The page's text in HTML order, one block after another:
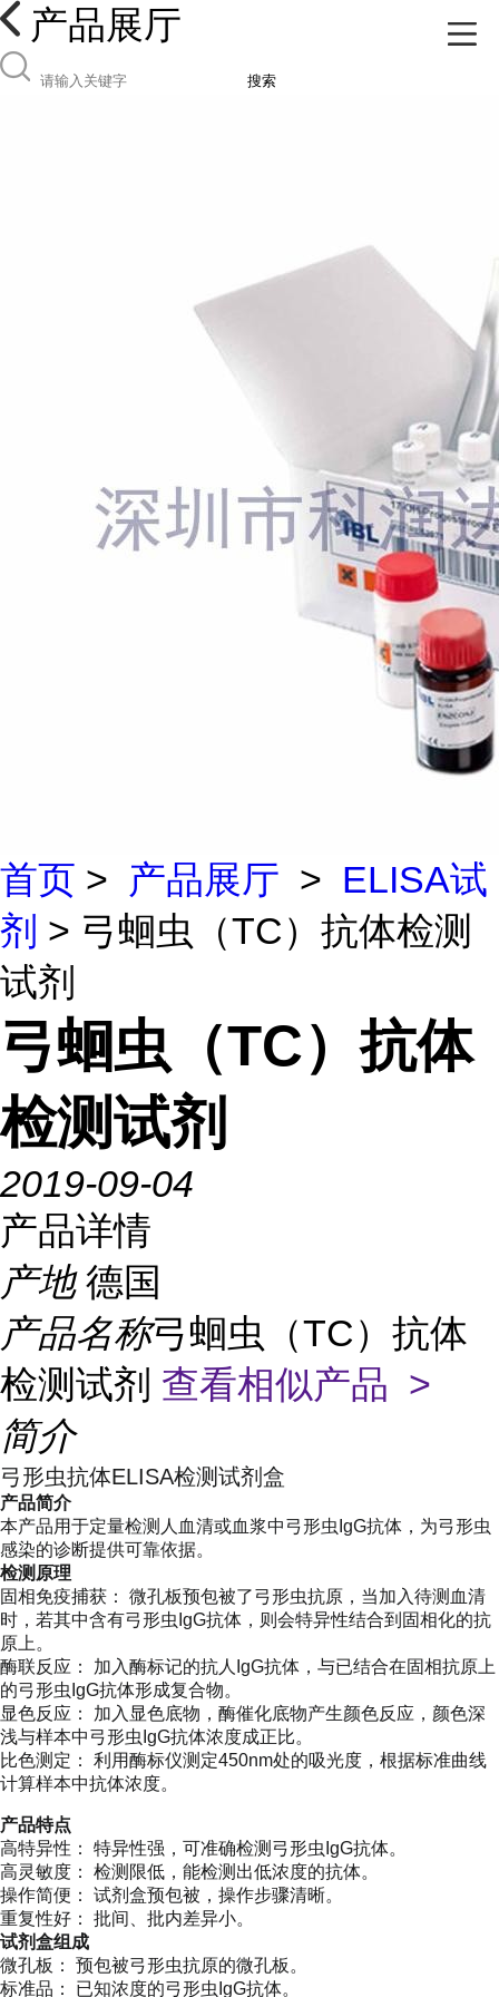
产品展厅
搜索
首页 > 产品展厅 > ELISA试
剂 > 弓蛔虫（TC）抗体检测
试剂
弓蛔虫（TC）抗体
检测试剂
2019-09-04
产品详情
产地 德国
产品名称弓蛔虫（TC）抗体
检测试剂 查看相似产品 >
简介
弓形虫抗体ELISA检测试剂盒
产品简介
本产品用于定量检测人血清或血浆中弓形虫IgG抗体，为弓形虫
感染的诊断提供可靠依据。
检测原理
固相免疫捕获： 微孔板预包被了弓形虫抗原，当加入待测血清
时，若其中含有弓形虫IgG抗体，则会特异性结合到固相化的抗
原上。
酶联反应： 加入酶标记的抗人IgG抗体，与已结合在固相抗原上
的弓形虫IgG抗体形成复合物。
显色反应： 加入显色底物，酶催化底物产生颜色反应，颜色深
浅与样本中弓形虫IgG抗体浓度成正比。
比色测定： 利用酶标仪测定450nm处的吸光度，根据标准曲线
计算样本中抗体浓度。
产品特点
高特异性： 特异性强，可准确检测弓形虫IgG抗体。
高灵敏度： 检测限低，能检测出低浓度的抗体。
操作简便： 试剂盒预包被，操作步骤清晰。
重复性好： 批间、批内差异小。
试剂盒组成
微孔板： 预包被弓形虫抗原的微孔板。
标准品： 已知浓度的弓形虫IgG抗体。